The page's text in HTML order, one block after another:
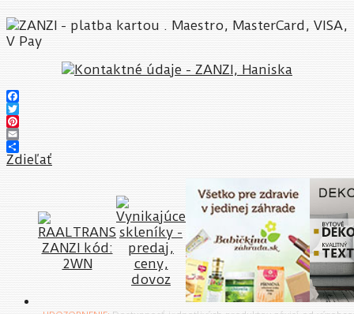
Facebook
Twitter
Pinterest
Email
Zdieľať